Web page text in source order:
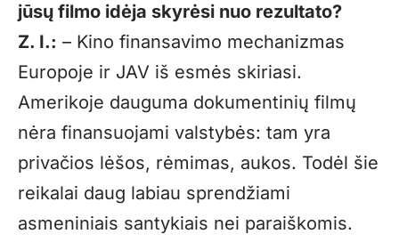
jūsų filmo idėja skyrėsi nuo rezultato?
Z. I.: – Kino finansavimo mechanizmas
Europoje ir JAV iš esmės skiriasi.
Amerikoje dauguma dokumentinių filmų
nėra finansuojami valstybės: tam yra
privačios lėšos, rėmimas, aukos. Todėl šie
reikalai daug labiau sprendžiami
asmeniniais santykiais nei paraiškomis.